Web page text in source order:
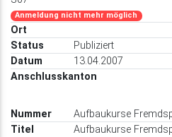
Anmeldung nicht mehr möglich
Publiziert
13.04.2007
Aufbaukurse
Aufbaukurse